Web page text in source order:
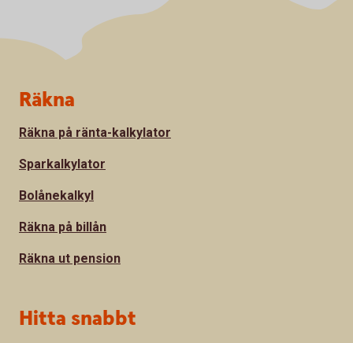
Sidfot
Räkna
Räkna på ränta-kalkylator
Sparkalkylator
Bolånekalkyl
Räkna på billån
Räkna ut pension
Hitta snabbt